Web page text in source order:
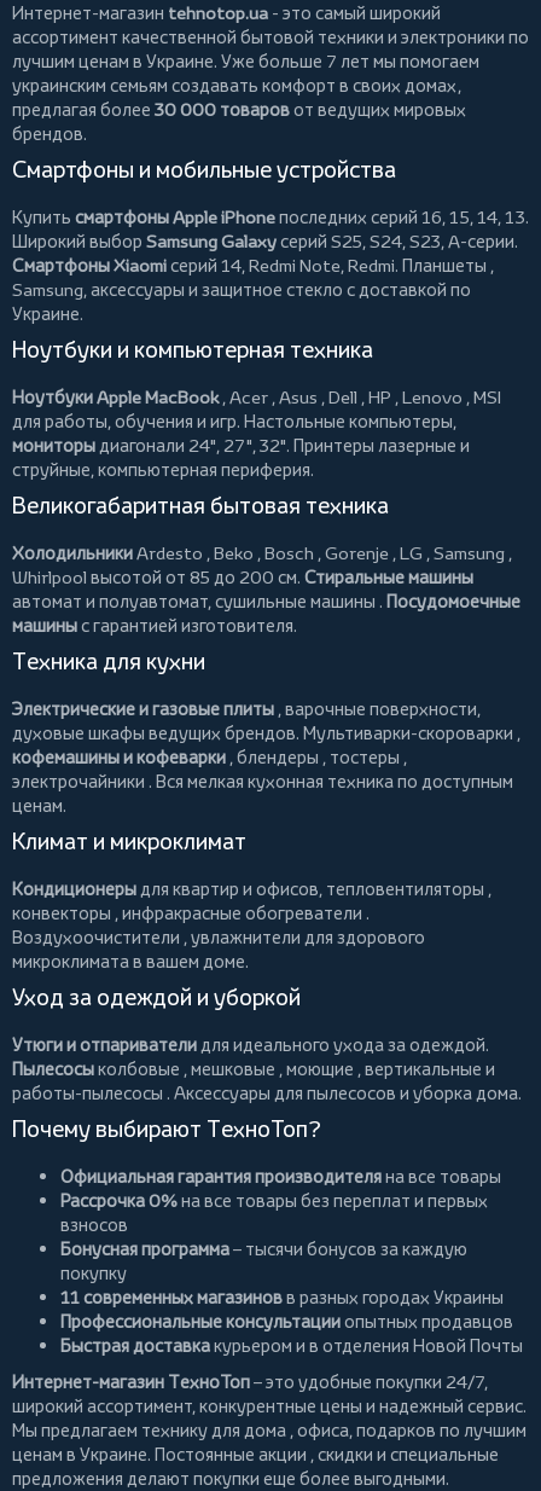
Интернет-магазин tehnotop.ua - это самый широкий
ассортимент качественной бытовой техники и электроники по
лучшим ценам в Украине. Уже больше 7 лет мы помогаем
украинским семьям создавать комфорт в своих домах,
предлагая более 30 000 товаровот ведущих мировых
брендов.
Смартфоны и мобильные устройства
Купить смартфоны Apple iPhoneпоследних серий 16, 15, 14, 13.
Широкий выбор Samsung Galaxyсерий S25, S24, S23, A-серии.
Смартфоны Xiaomiсерий 14, Redmi Note, Redmi. Планшеты ,
Samsung, аксессуары и защитное стекло с доставкой по
Украине.
Ноутбуки и компьютерная техника
Ноутбуки Apple MacBook,Acer ,Asus ,Dell ,HP ,Lenovo ,MSI
для работы, обучения и игр. Настольные компьютеры,
мониторыдиагонали 24", 27", 32". Принтеры лазерные и
струйные, компьютерная периферия.
Великогабаритная бытовая техника
ХолодильникиArdesto ,Beko ,Bosch ,Gorenje ,LG ,Samsung ,
Whirlpool высотой от 85 до 200 см. Стиральные машины
автомат и полуавтомат,сушильные машины . Посудомоечные
машиныс гарантией изготовителя.
Техника для кухни
Электрические и газовые плиты , варочные поверхности,
духовые шкафы ведущих брендов. Мультиварки-скороварки ,
кофемашины и кофеварки ,блендеры , тостеры ,
электрочайники . Вся мелкая кухонная техника по доступным
ценам.
Климат и микроклимат
Кондиционерыдля квартир и офисов, тепловентиляторы ,
конвекторы ,инфракрасные обогреватели .
Воздухоочистители , увлажнители для здорового
микроклимата в вашем доме.
Уход за одеждой и уборкой
Утюги и отпаривателидля идеального ухода за одеждой.
Пылесосыколбовые ,мешковые ,моющие ,вертикальные и
работы-пылесосы . Аксессуары для пылесосов и уборка дома.
Почему выбирают ТехноТоп?
Официальная гарантия производителяна все товары
Рассрочка 0%на все товары без переплат и первых
взносов
Бонусная программа– тысячи бонусов за каждую
покупку
11 современных магазиновв разных городах Украины
Профессиональные консультацииопытных продавцов
Быстрая доставкакурьером и в отделения Новой Почты
Интернет-магазин ТехноТоп– это удобные покупки 24/7,
широкий ассортимент, конкурентные цены и надежный сервис.
Мы предлагаем технику для дома , офиса, подарков по лучшим
ценам в Украине. Постоянные акции , скидки и специальные
предложения делают покупки еще более выгодными.